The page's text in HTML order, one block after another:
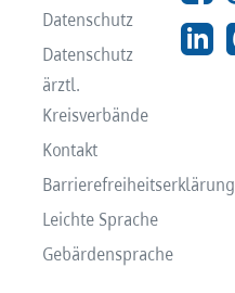
Datenschutz
Datenschutz
ärztl.
Kreisverbände
Kontakt
Barrierefreiheitserklärung
Leichte Sprache
Gebärdensprache